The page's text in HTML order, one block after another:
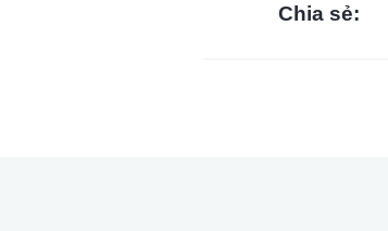
Chia sẻ: